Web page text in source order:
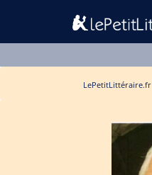
LePetitLittéraire.fr